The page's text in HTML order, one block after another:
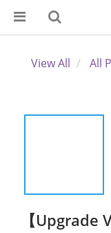
View All All
【Upgrade